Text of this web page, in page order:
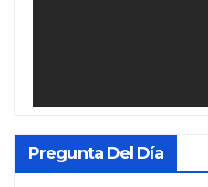
Pregunta Del Día